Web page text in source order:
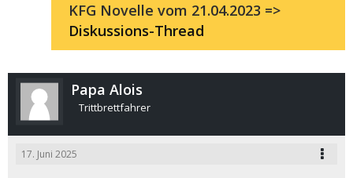
KFG Novelle vom 21.04.2023 =>
Diskussions-Thread
Papa Alois
Trittbrettfahrer
17. Juni 2025